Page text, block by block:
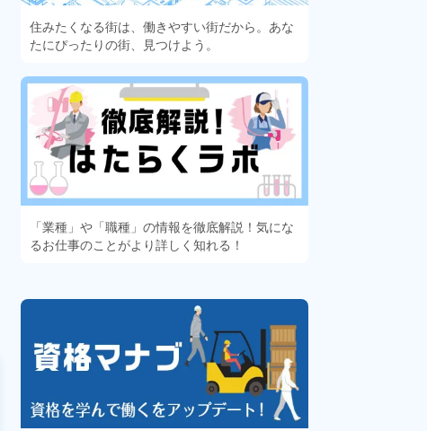
住みたくなる街は、働きやすい街だから。あな
たにぴったりの街、見つけよう。
「業種」や「職種」の情報を徹底解説！気にな
るお仕事のことがより詳しく知れる！